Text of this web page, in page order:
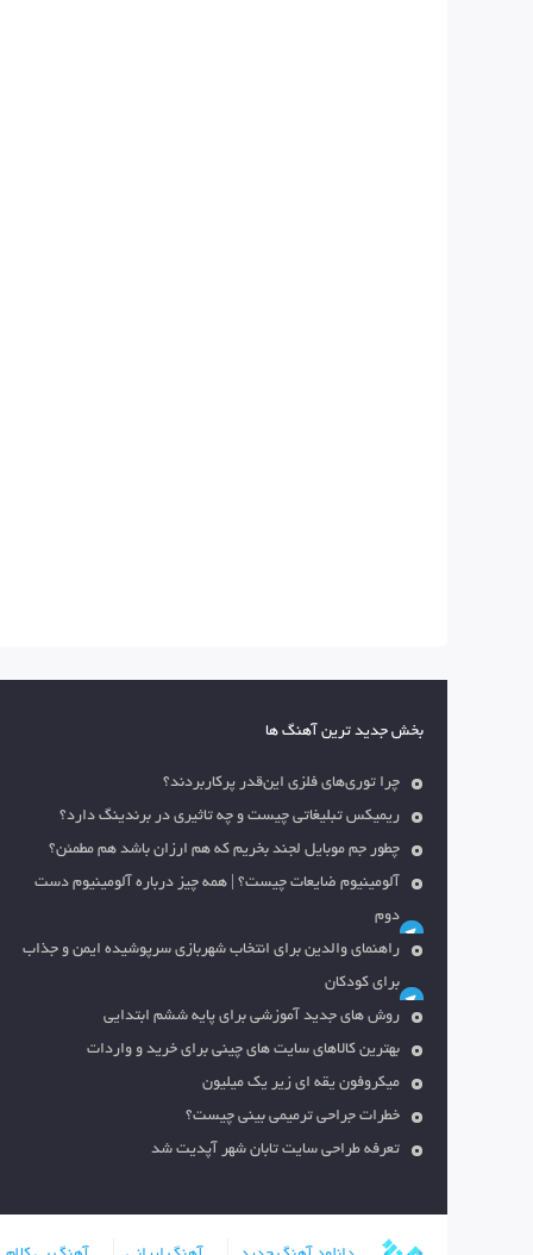
بخش جدید ترین آهنگ ها
چرا توری‌های فلزی این‌قدر پرکاربردند؟
ریمیکس تبلیغاتی چیست و چه تاثیری در برندینگ دارد؟
چطور جم موبایل لجند بخریم که هم ارزان باشد هم مطمئن؟
آلومینیوم ضایعات چیست؟ | همه چیز درباره آلومینیوم دست
دوم
راهنمای والدین برای انتخاب شهربازی سرپوشیده ایمن و جذاب
برای کودکان
روش های جدید آموزشی برای پایه ششم ابتدایی
بهترین کالاهای سایت های چینی برای خرید و واردات
میکروفون یقه ای زیر یک میلیون
خطرات جراحی ترمیمی بینی چیست؟
تعرفه طراحی سایت تابان شهر آپدیت شد